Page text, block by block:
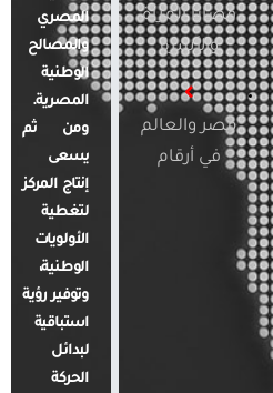
قضايا المرأة
والأسرة
مصر والعالم
في أرقام
المصري
والمصالح
الوطنية
المصرية.
ومن ثم
يسعى
إنتاج المركز
لتغطية
الأولويات
الوطنية،
وتوفير رؤية
استباقية
لبدائل
الحركة